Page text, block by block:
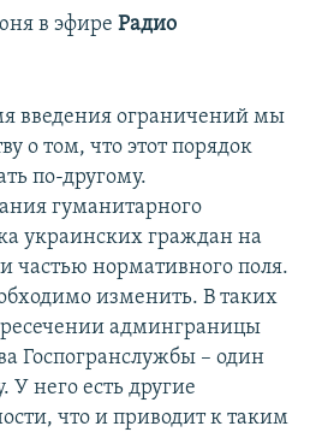
в эфире Радио
введения ограничений мы
о том, что этот порядок
по-другому.
гуманитарного
украинских граждан на
частью нормативного поля.
изменить. В таких
админграницы
Госпогранслужбы – один
У него есть другие
что и приводит к таким